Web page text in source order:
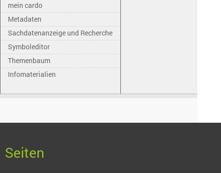
mein cardo
Metadaten
Sachdatenanzeige und Recherche
Symboleditor
Themenbaum
Infomaterialien